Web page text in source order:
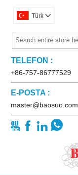
Türk 
TELEFON :
+86-757-86777529
E-POSTA :
master@baosuo.com
   